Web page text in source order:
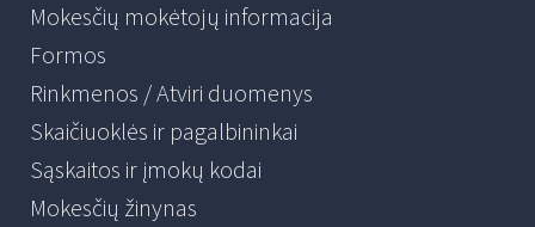
Mokesčių mokėtojų informacija
Formos
Rinkmenos / Atviri duomenys
Skaičiuoklės ir pagalbininkai
Sąskaitos ir įmokų kodai
Mokesčių žinynas